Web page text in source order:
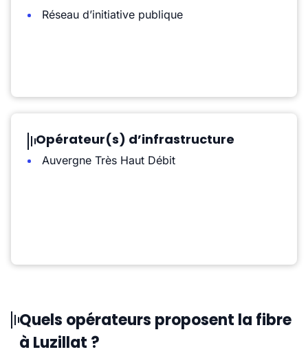
Réseau d’initiative publique
Opérateur(s) d’infrastructure
Auvergne Très Haut Débit
Quels opérateurs proposent la fibre
à Luzillat ?